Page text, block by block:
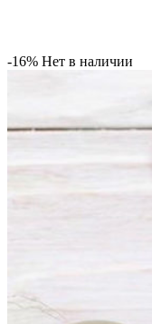
-16% Нет в наличии